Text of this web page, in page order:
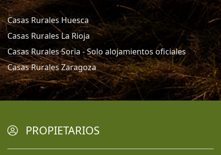
Casas Rurales Huesca
Casas Rurales La Rioja
Casas Rurales Soria - Solo alojamientos oficiales
Casas Rurales Zaragoza
PROPIETARIOS